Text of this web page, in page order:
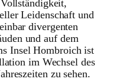
Leiden­schaft und
diver­genten
und auf dem
Insel Hombroich ist
im Wechsel des
zu sehen.